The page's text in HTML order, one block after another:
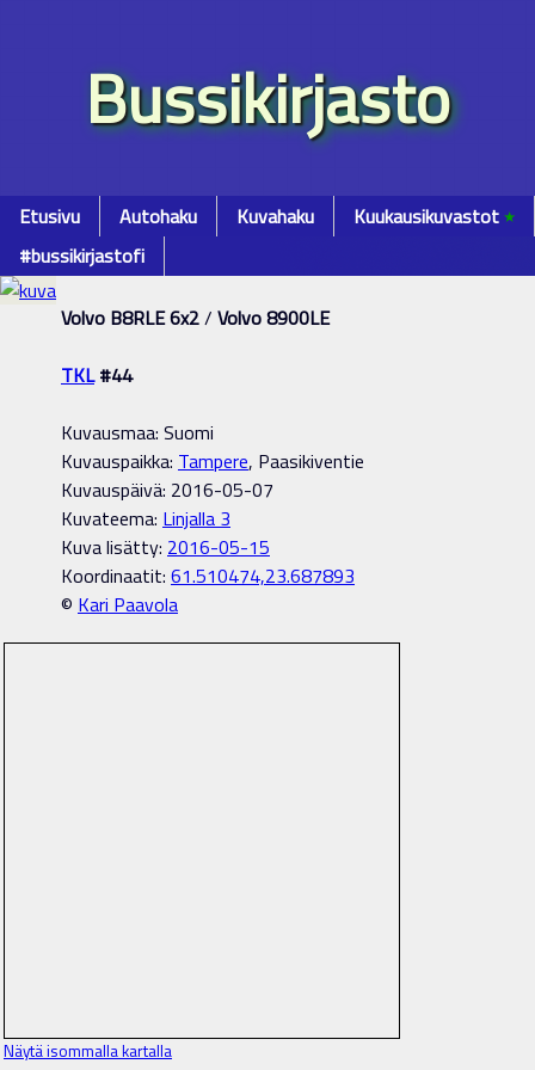
Bussikirjasto
Etusivu Autohaku Kuvahaku Kuukausikuvastot٭
#bussikirjastofi
Volvo B8RLE 6x2/ Volvo 8900LE
TKL#44
Kuvausmaa: Suomi
Kuvauspaikka: Tampere, Paasikiventie
Kuvauspäivä: 2016-05-07
Kuvateema: Linjalla 3
Kuva lisätty: 2016-05-15
Koordinaatit: 61.510474,23.687893
© Kari Paavola
Näytä isommalla kartalla